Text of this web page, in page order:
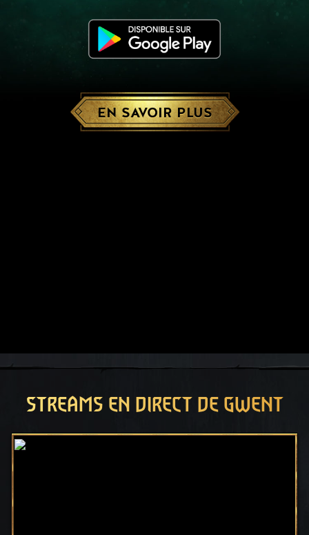
EN SAVOIR PLUS
Mise à jour sur Windows 7, 8
et 8.1 support
STREAMS EN DIRECT DE GWENT